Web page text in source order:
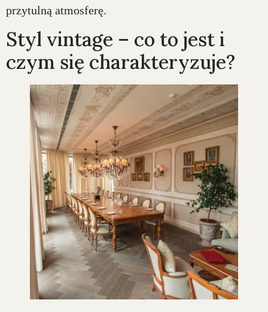
przytulną atmosferę.
Styl vintage – co to jest i
czym się charakteryzuje?